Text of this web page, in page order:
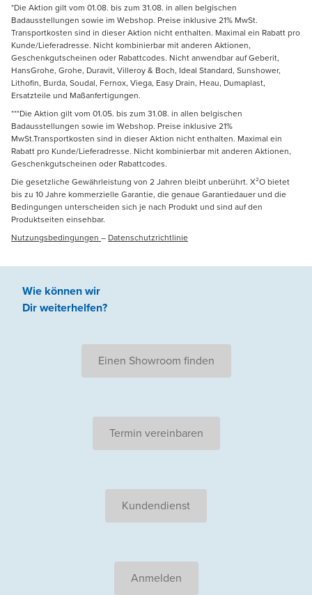
*Die Aktion gilt vom 01.08. bis zum 31.08. in allen belgischen
Badausstellungen sowie im Webshop. Preise inklusive 21% MwSt.
Transportkosten sind in dieser Aktion nicht enthalten. Maximal ein Rabatt pro
Kunde/Lieferadresse. Nicht kombinierbar mit anderen Aktionen,
Geschenkgutscheinen oder Rabattcodes. Nicht anwendbar auf Geberit,
HansGrohe, Grohe, Duravit, Villeroy & Boch, Ideal Standard, Sunshower,
Lithofin, Burda, Soudal, Fernox, Viega, Easy Drain, Heau, Dumaplast,
Ersatzteile und Maßanfertigungen.
***Die Aktion gilt vom 01.05. bis zum 31.08. in allen belgischen
Badausstellungen sowie im Webshop. Preise inklusive 21%
MwSt.Transportkosten sind in dieser Aktion nicht enthalten. Maximal ein
Rabatt pro Kunde/Lieferadresse. Nicht kombinierbar mit anderen Aktionen,
Geschenkgutscheinen oder Rabattcodes.
Die gesetzliche Gewährleistung von 2 Jahren bleibt unberührt. X²O bietet
bis zu 10 Jahre kommerzielle Garantie, die genaue Garantiedauer und die
Bedingungen unterscheiden sich je nach Produkt und sind auf den
Produktseiten einsehbar.
Nutzungsbedingungen – Datenschutzrichtlinie
Wie können wir
Dir weiterhelfen?
Einen Showroom finden
Termin vereinbaren
Kundendienst
Anmelden